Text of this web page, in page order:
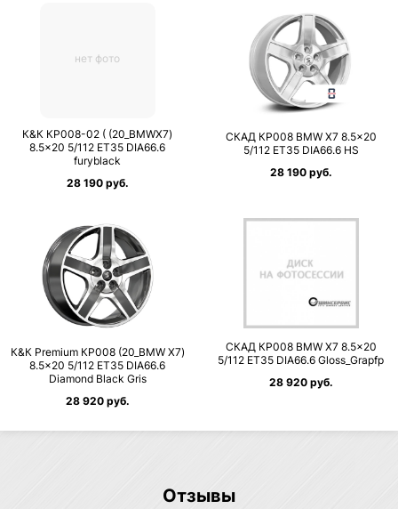
нет фото
К&К КР008-02 ( (20_BMWX7)
8.5×20 5/112 ET35 DIA66.6
furyblack
28 190 руб.
СКАД КР008 BMW X7 8.5×20
5/112 ET35 DIA66.6 HS
28 190 руб.
К&К Premium КР008 (20_BMW X7)
8.5×20 5/112 ET35 DIA66.6
Diamond Black Gris
28 920 руб.
СКАД КР008 BMW X7 8.5×20
5/112 ET35 DIA66.6 Gloss_Grapfp
28 920 руб.
Отзывы